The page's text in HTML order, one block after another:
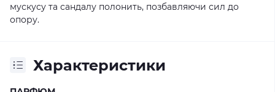
мускусу та сандалу полонить, позбавляючи сил до
опору.
Характеристики